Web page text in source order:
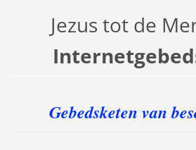
Jezus tot de
Gebedsketen van